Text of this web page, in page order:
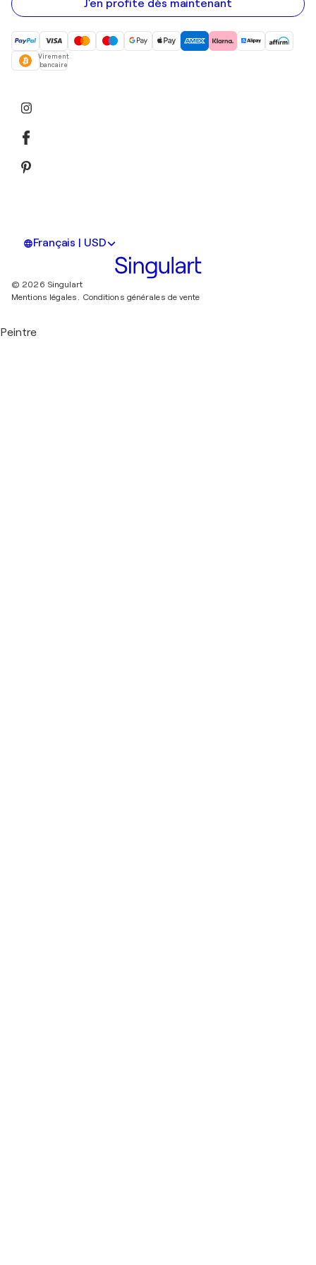
mail
J'en profite dès maintenant
Virement
bancaire
Français | USD
© 2026 Singulart
Mentions légales. Conditions générales de vente
Peintre